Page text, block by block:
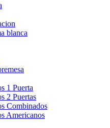
blanca
1 Puerta
2 Puertas
Combinados
Americanos